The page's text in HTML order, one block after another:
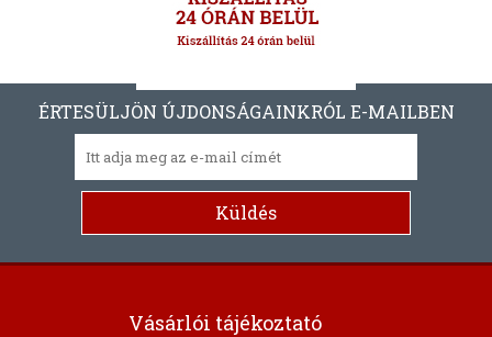
ÉRTESÜLJÖN ÚJDONSÁGAINKRÓL E-MAILBEN
Vásárlói tájékoztató